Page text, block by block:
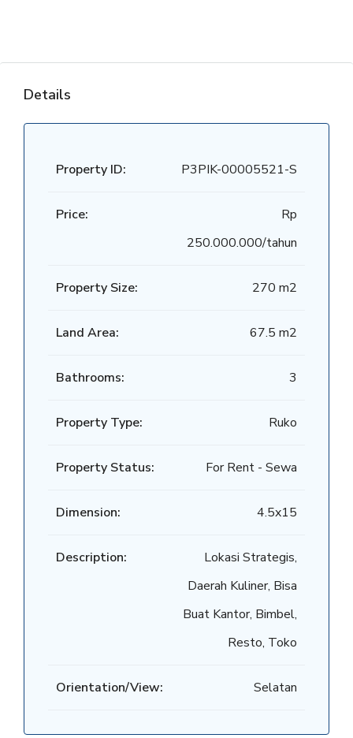
Details
Property ID: P3PIK-00005521-S
Price:
Rp
250.000.000/tahun
Property Size: 270 m2
Land Area: 67.5 m2
Bathrooms: 3
Property Type: Ruko
Property Status: For Rent - Sewa
Dimension: 4.5x15
Description:
Lokasi Strategis,
Daerah Kuliner, Bisa
Buat Kantor, Bimbel,
Resto, Toko
Orientation/View: Selatan